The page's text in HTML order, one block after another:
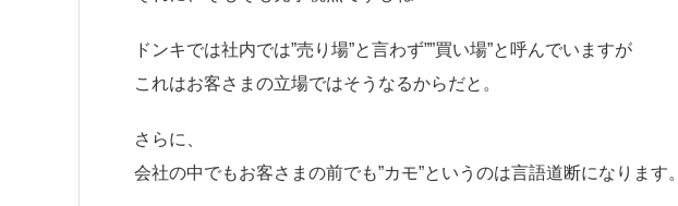
ドンキでは社内では”売り場”と言わず””買い場”と呼んでいますが
これはお客さまの立場ではそうなるからだと。
さらに、
会社の中でもお客さまの前でも”カモ”というのは言語道断になります。